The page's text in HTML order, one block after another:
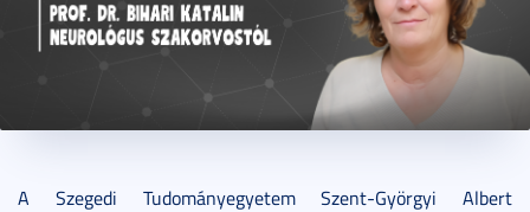
A Szegedi Tudományegyetem Szent-Györgyi Albert